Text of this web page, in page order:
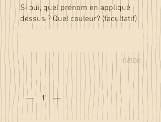
Si oui, quel prénom en appliqué
dessus ? Quel couleur? (facultatif)
0/500
Quantité *